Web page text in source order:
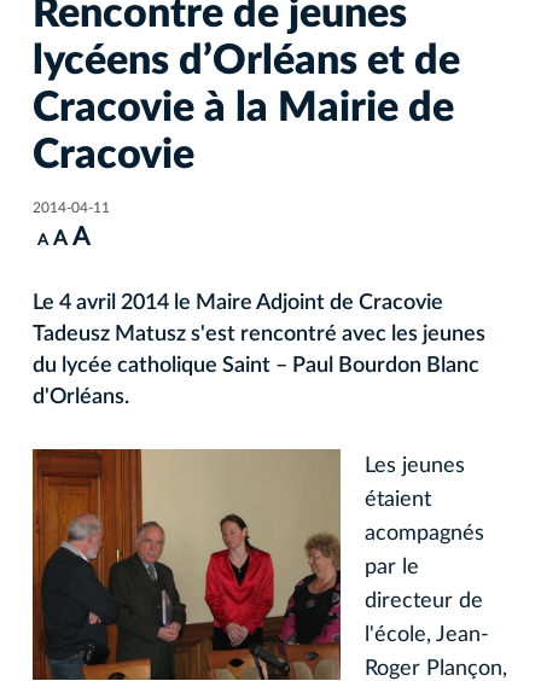
Rencontre de jeunes
lycéens d’Orléans et de
Cracovie à la Mairie de
Cracovie
2014-04-11
A A A
Le 4 avril 2014 le Maire Adjoint de Cracovie
Tadeusz Matusz s'est rencontré avec les jeunes
du lycée catholique Saint – Paul Bourdon Blanc
d'Orléans.
Les jeunes
étaient
acompagnés
par le
directeur de
l'école, Jean-
Roger Plançon,